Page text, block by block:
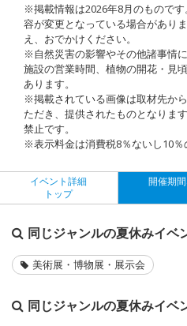
※掲載情報は2026年8月のもので
容が変更となっている場合があり
え、おでかけください。
※自然災害の影響やその他諸事情
施設の営業時間、植物の開花・見
あります。
※掲載されている画像は取材先か
ただき、提供されたものとなりま
禁止です。
※表示料金は消費税8％ないし10％
イベント詳細
トップ
開催期
同じジャンルの夏休みイベ
美術展・博物展・展示会
同じジャンルの夏休みイベ